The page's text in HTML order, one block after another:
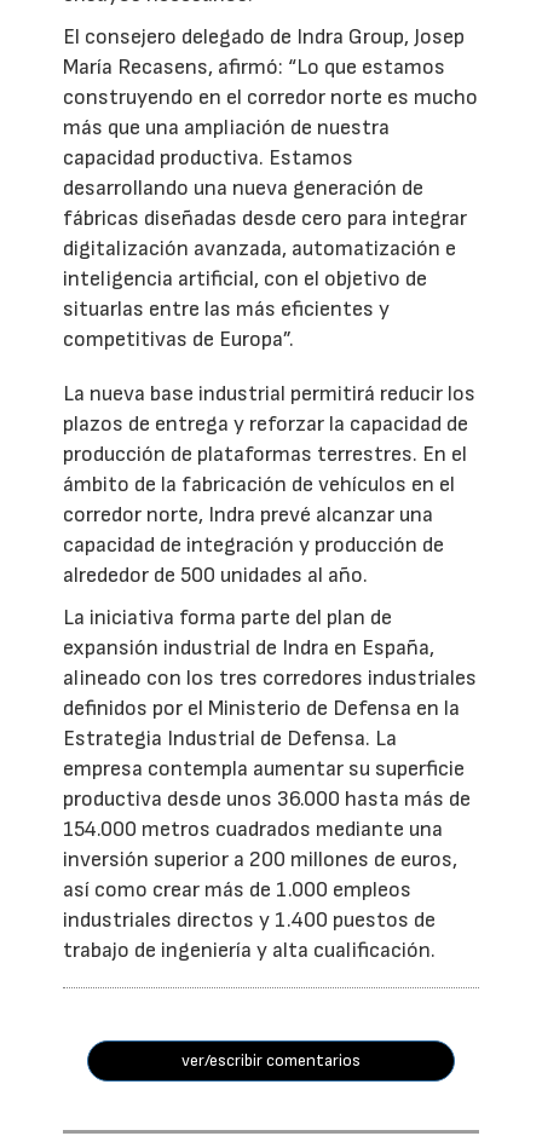
El consejero delegado de Indra Group, Josep
María Recasens, afirmó: “Lo que estamos
construyendo en el corredor norte es mucho
más que una ampliación de nuestra
capacidad productiva. Estamos
desarrollando una nueva generación de
fábricas diseñadas desde cero para integrar
digitalización avanzada, automatización e
inteligencia artificial, con el objetivo de
situarlas entre las más eficientes y
competitivas de Europa”.
La nueva base industrial permitirá reducir los
plazos de entrega y reforzar la capacidad de
producción de plataformas terrestres. En el
ámbito de la fabricación de vehículos en el
corredor norte, Indra prevé alcanzar una
capacidad de integración y producción de
alrededor de 500 unidades al año.
La iniciativa forma parte del plan de
expansión industrial de Indra en España,
alineado con los tres corredores industriales
definidos por el Ministerio de Defensa en la
Estrategia Industrial de Defensa. La
empresa contempla aumentar su superficie
productiva desde unos 36.000 hasta más de
154.000 metros cuadrados mediante una
inversión superior a 200 millones de euros,
así como crear más de 1.000 empleos
industriales directos y 1.400 puestos de
trabajo de ingeniería y alta cualificación.
ver/escribir comentarios